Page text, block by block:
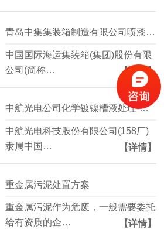
青岛中集集装箱制造有限公司喷漆废水改造工程
中国国际海运集装箱(集团)股份有限
公司(简称…
【详情】
中航光电公司化学镀镍槽液处理-水清木华工程案例
中航光电科技股份有限公司(158厂)
隶属中国…
【详情】
重金属污泥处置方案
重金属污泥作为危废，一般需要委托
给有资质的企…
【详情】